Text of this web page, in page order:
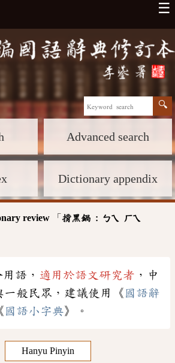
☰
Advanced search
Dictionary appendix
review 「 揹黑鍋 : ㄅㄟ
ㄏㄟ
語， 適用於語文研究者 ，中
一般民眾，建議使用《 國語辭
國語小字典》。
Hanyu Pinyin